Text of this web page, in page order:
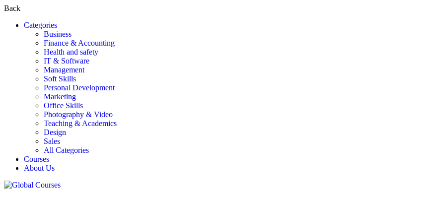
Back
Categories
Business
Finance & Accounting
Health and safety
IT & Software
Management
Soft Skills
Personal Development
Marketing
Office Skills
Photography & Video
Teaching & Academics
Design
Sales
All Categories
Courses
About Us